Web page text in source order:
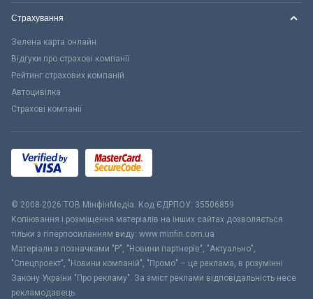
Страхування
Зелена карта онлайн
Відгуки про страхові компанії
Рейтинг страхових компаній
Автоцивілка
Страхові компанії
© 2008-2026 ТОВ МiнфiнМедiа. Код ЄДРПОУ: 35506859
Копіювання і розміщення матеріалів на інших сайтах дозволяється
тільки з гіперпосиланням виду: www.minfin.com.ua
Матеріали з позначками "Р", "Новини партнерів", "Актуально",
"Спецпроект", "Новини компаній", "Промо" – це реклама, в розумінні
Закону України "Про рекламу". За зміст реклами відповідальність несе
рекламодавець.